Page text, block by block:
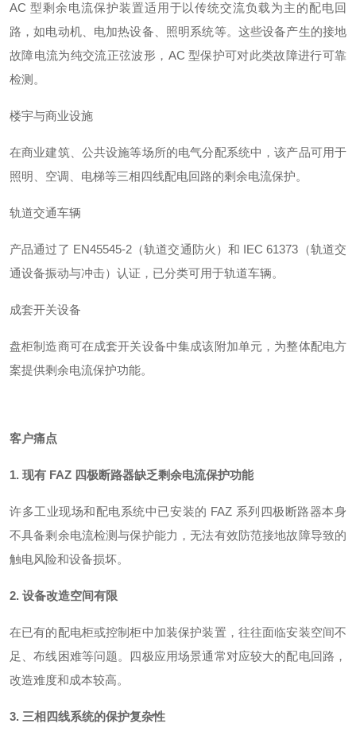
AC 型剩余电流保护装置适用于以传统交流负载为主的配电回
路，如电动机、电加热设备、照明系统等。这些设备产生的接地
故障电流为纯交流正弦波形，AC 型保护可对此类故障进行可靠
检测 。
楼宇与商业设施
在商业建筑、公共设施等场所的电气分配系统中，该产品可用于
照明、空调、电梯等三相四线配电回路的剩余电流保护。
轨道交通车辆
产品通过了 EN45545-2（轨道交通防火）和 IEC 61373（轨道交
通设备振动与冲击）认证，已分类可用于轨道车辆。
成套开关设备
盘柜制造商可在成套开关设备中集成该附加单元，为整体配电方
案提供剩余电流保护功能。
客户痛点
1. 现有 FAZ 四极断路器缺乏剩余电流保护功能
许多工业现场和配电系统中已安装的 FAZ 系列四极断路器本身
不具备剩余电流检测与保护能力，无法有效防范接地故障导致的
触电风险和设备损坏。
2. 设备改造空间有限
在已有的配电柜或控制柜中加装保护装置，往往面临安装空间不
足、布线困难等问题。四极应用场景通常对应较大的配电回路，
改造难度和成本较高。
3. 三相四线系统的保护复杂性